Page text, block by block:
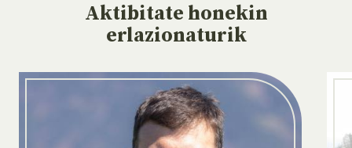
Aktibitate honekin
erlazionaturik